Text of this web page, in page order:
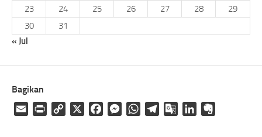
23
24 25 26 27 28
29
30
31
« Jul
Bagikan
Email
Print
Copy
FacebookMessengerWhatsAppTelegramGoogleLinkedIn